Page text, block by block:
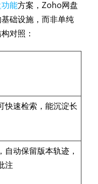
能方案，Zoho网盘
础设施，而非单纯
对照：
快速检索，能沉淀长
自动保留版本轨迹，
注